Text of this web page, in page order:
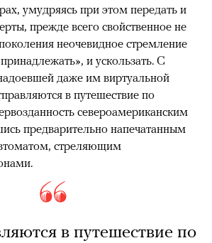
умудряясь при этом передать и
прежде всего свойственное не
неочевидное стремление
и ускользать. С
даже им виртуальной
в путешествие по
североамериканским
предварительно напечатанным
стреляющим
в путешествие по